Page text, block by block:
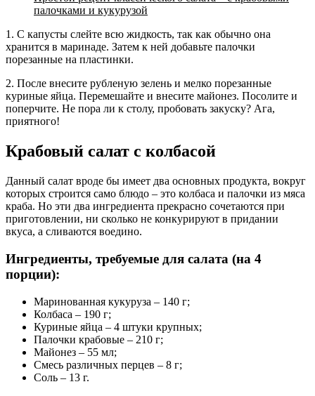
палочками и кукурузой
1. С капусты слейте всю жидкость, так как обычно она
хранится в маринаде. Затем к ней добавьте палочки
порезанные на пластинки.
2. После внесите рубленую зелень и мелко порезанные
куриные яйца. Перемешайте и внесите майонез. Посолите и
поперчите. Не пора ли к столу, пробовать закуску? Ага,
приятного!
Крабовый салат с колбасой
Данный салат вроде бы имеет два основных продукта, вокруг
которых строится само блюдо – это колбаса и палочки из мяса
краба. Но эти два ингредиента прекрасно сочетаются при
приготовлении, ни сколько не конкурируют в придании
вкуса, а сливаются воедино.
Ингредиенты, требуемые для салата (на 4
порции):
Маринованная кукуруза – 140 г;
Колбаса – 190 г;
Куриные яйца – 4 штуки крупных;
Палочки крабовые – 210 г;
Майонез – 55 мл;
Смесь различных перцев – 8 г;
Соль – 13 г.